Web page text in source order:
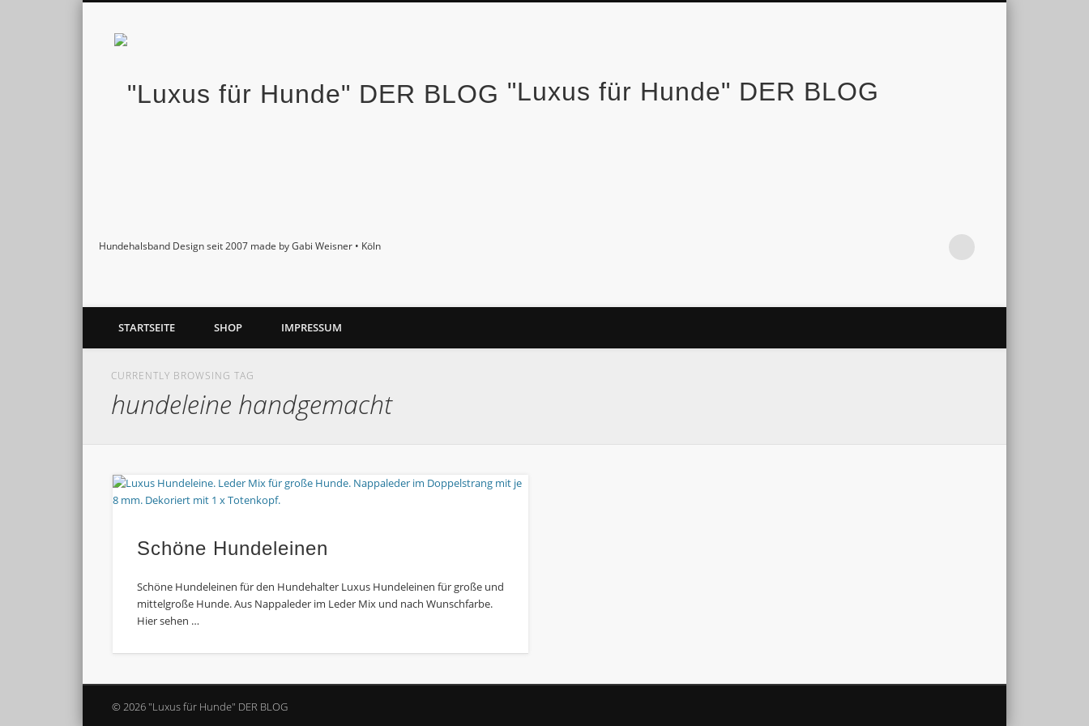
"Luxus für Hunde" DER BLOG
Hundehalsband Design seit 2007 made by Gabi Weisner • Köln
PinterestGoogle+
STARTSEITE SHOP IMPRESSUM
CURRENTLY BROWSING TAG
hundeleine handgemacht
Schöne Hundeleinen
Schöne Hundeleinen für den Hundehalter Luxus Hundeleinen für große und
mittelgroße Hunde. Aus Nappaleder im Leder Mix und nach Wunschfarbe.
Hier sehen …
© 2026 "Luxus für Hunde" DER BLOG